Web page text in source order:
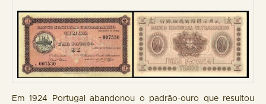
Em 1924 Portugal abandonou o padrão-ouro que resultou